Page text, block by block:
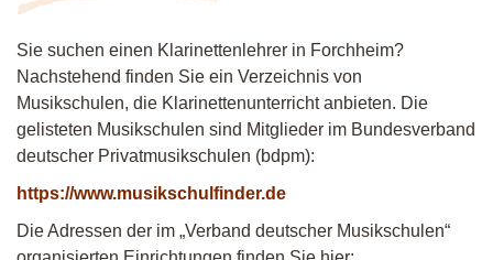
Sie suchen einen Klarinettenlehrer in Forchheim?
Nachstehend finden Sie ein Verzeichnis von
Musikschulen, die Klarinettenunterricht anbieten. Die
gelisteten Musikschulen sind Mitglieder im Bundesverband
deutscher Privatmusikschulen (bdpm):
https://www.musikschulfinder.de
Die Adressen der im „Verband deutscher Musikschulen“